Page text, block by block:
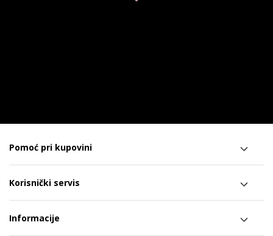
Pomoć pri kupovini
Korisnički servis
Informacije